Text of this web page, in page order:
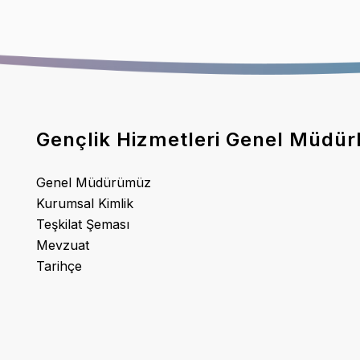
Gençlik Hizmetleri Genel
Genel Müdürümüz
Kurumsal Kimlik
Teşkilat Şeması
Mevzuat
Tarihçe